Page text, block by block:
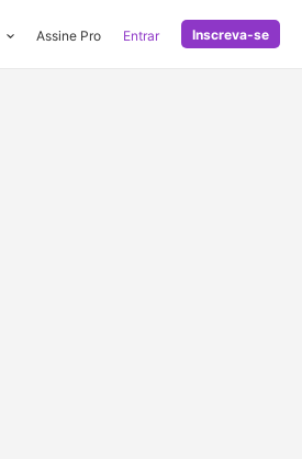
Assine Pro Entrar Inscreva-se